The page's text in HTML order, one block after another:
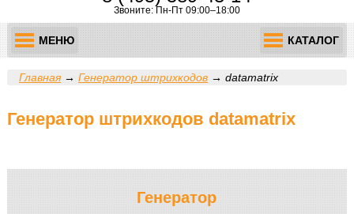
Звоните: Пн-Пт 09:00–18:00
МЕНЮ КАТАЛОГ
Главная→ Генератор штрихкодов→ datamatrix
Генератор штрихкодов datamatrix
Генератор